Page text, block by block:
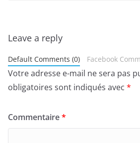
Leave a reply
Default Comments (0) Facebook
Votre adresse e-mail ne sera pas
obligatoires sont indiqués avec *
Commentaire*